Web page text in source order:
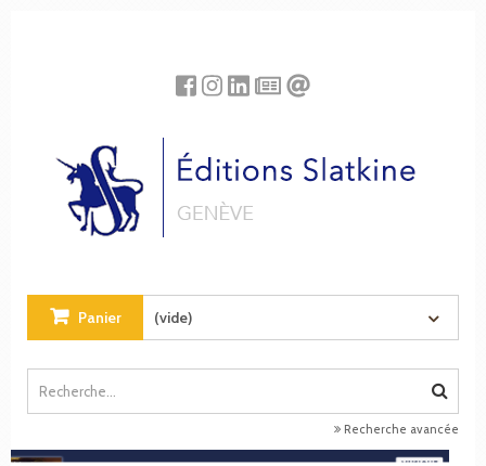
Panier (vide)
Recherche avancée